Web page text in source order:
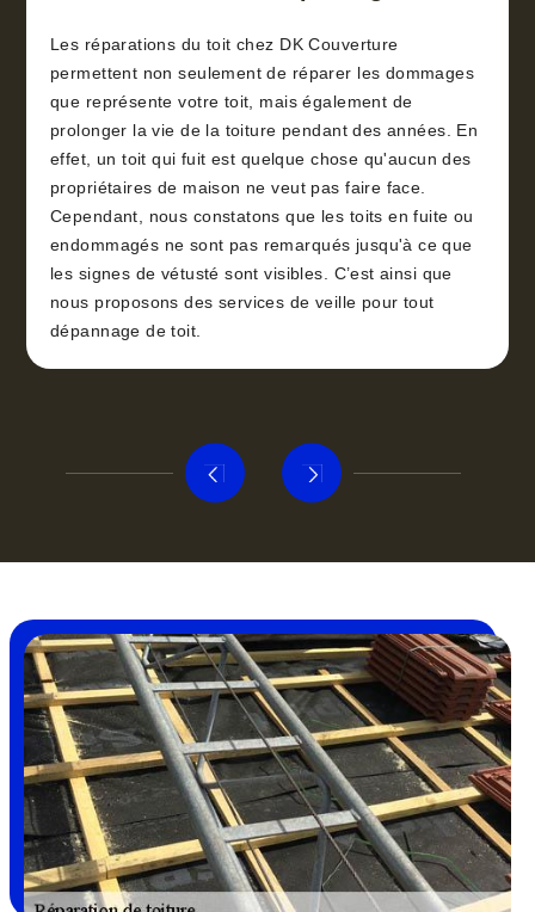
Les réparations du toit chez DK Couverture
permettent non seulement de réparer les dommages
que représente votre toit, mais également de
prolonger la vie de la toiture pendant des années. En
effet, un toit qui fuit est quelque chose qu'aucun des
propriétaires de maison ne veut pas faire face.
Cependant, nous constatons que les toits en fuite ou
endommagés ne sont pas remarqués jusqu'à ce que
les signes de vétusté sont visibles. C’est ainsi que
nous proposons des services de veille pour tout
dépannage de toit.